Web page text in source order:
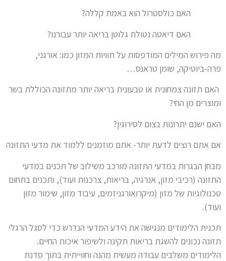
האם כולסטרול הוא באמת קללה?
האם דיאטה נטולת גלוטן בריאה יותר עבורנו?
מה פירוש המילים המודפסות על תוויות המזון כמו: אורגני,
פרה-ביוטיקה, שומן טראנס…
האם תזונה צמחונית או טבעונית בריאה יותר מתזונה הכוללת בשר
ומוצרים מן החי?
האם ישנם יתרונות בצום לסירוגין?
אם אתם רוצים לדעת יותר- אתם מוזמנים ללמוד את מדעי התזונה
מבחן הבגרות במדעי התזונה מורכב משילוב של תכנים במדעי
התזונה (רכיבי מזון, אנרגיה, בריאות, צרכנות ועוד), ותכנים בתחום
טכנולוגיות של מזון (מיקרואורגניזמים, עיבוד מזון, שימור מזון
ועוד).
תכנית הלימודים מנגישה את הידע המדעי הנדרש כדי לסגל הרגלי
תזונה נכונים להשגת בריאות תקינה ולשיפור איכות החיים.
הלימודים משלבים עבודה מעשית מהנה וחווייתית בתוך סדנת